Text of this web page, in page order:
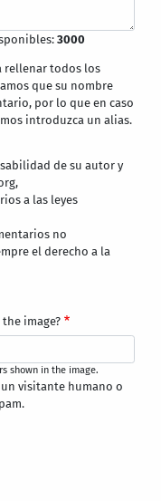
3000
rellenar todos los
que su nombre
por lo que en caso
introduzca un alias.
de su autor y
a las leyes
no
el derecho a la
image?
shown in the image.
visitante humano o